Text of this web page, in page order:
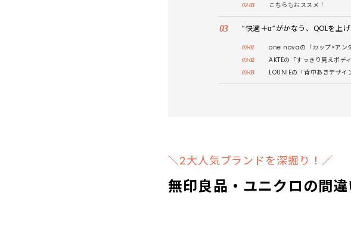
こちらもおススメ！
“快適＋α”がかなう、QOLを上
one novaの「カップ×アン
AKTEの「すっきり見えボデ
LOUNIEの「背中あきデザイ
＼2大人気ブランドを深掘り！／
無印良品・ユニクロの間違